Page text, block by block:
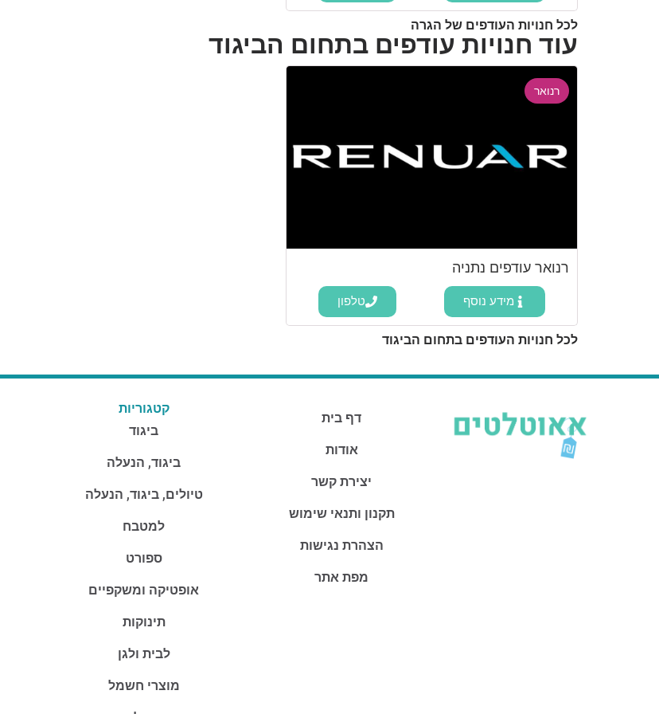
לכל חנויות העודפים של הגרה
עוד חנויות עודפים בתחום הביגוד
רנואר
רנואר עודפים נתניה
מידע נוסף טלפון
לכל חנויות העודפים בתחום הביגוד
דף בית
אודות
יצירת קשר
תקנון ותנאי שימוש
הצהרת נגישות
מפת אתר
קטגוריות
ביגוד
ביגוד, הנעלה
טיולים, ביגוד, הנעלה
למטבח
ספורט
אופטיקה ומשקפיים
תינוקות
לבית ולגן
מוצרי חשמל